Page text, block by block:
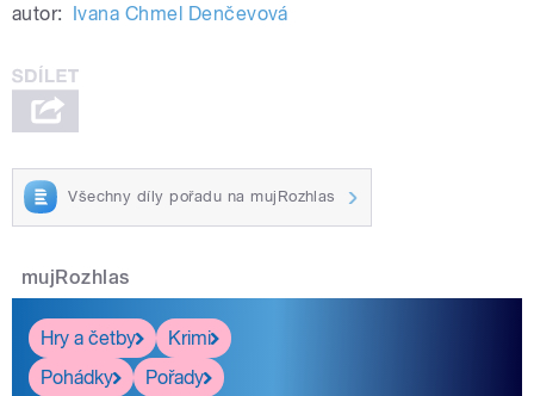
autor: Ivana Chmel Denčevová
Všechny díly pořadu na mujRozhlas
mujRozhlas
Hry a četby
Krimi
Pohádky
Pořady